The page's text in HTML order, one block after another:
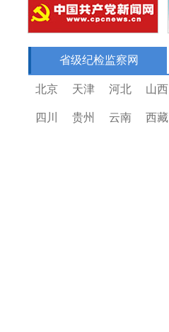
省级纪检监察网
北京 天津 河北 山西
四川 贵州 云南 西藏